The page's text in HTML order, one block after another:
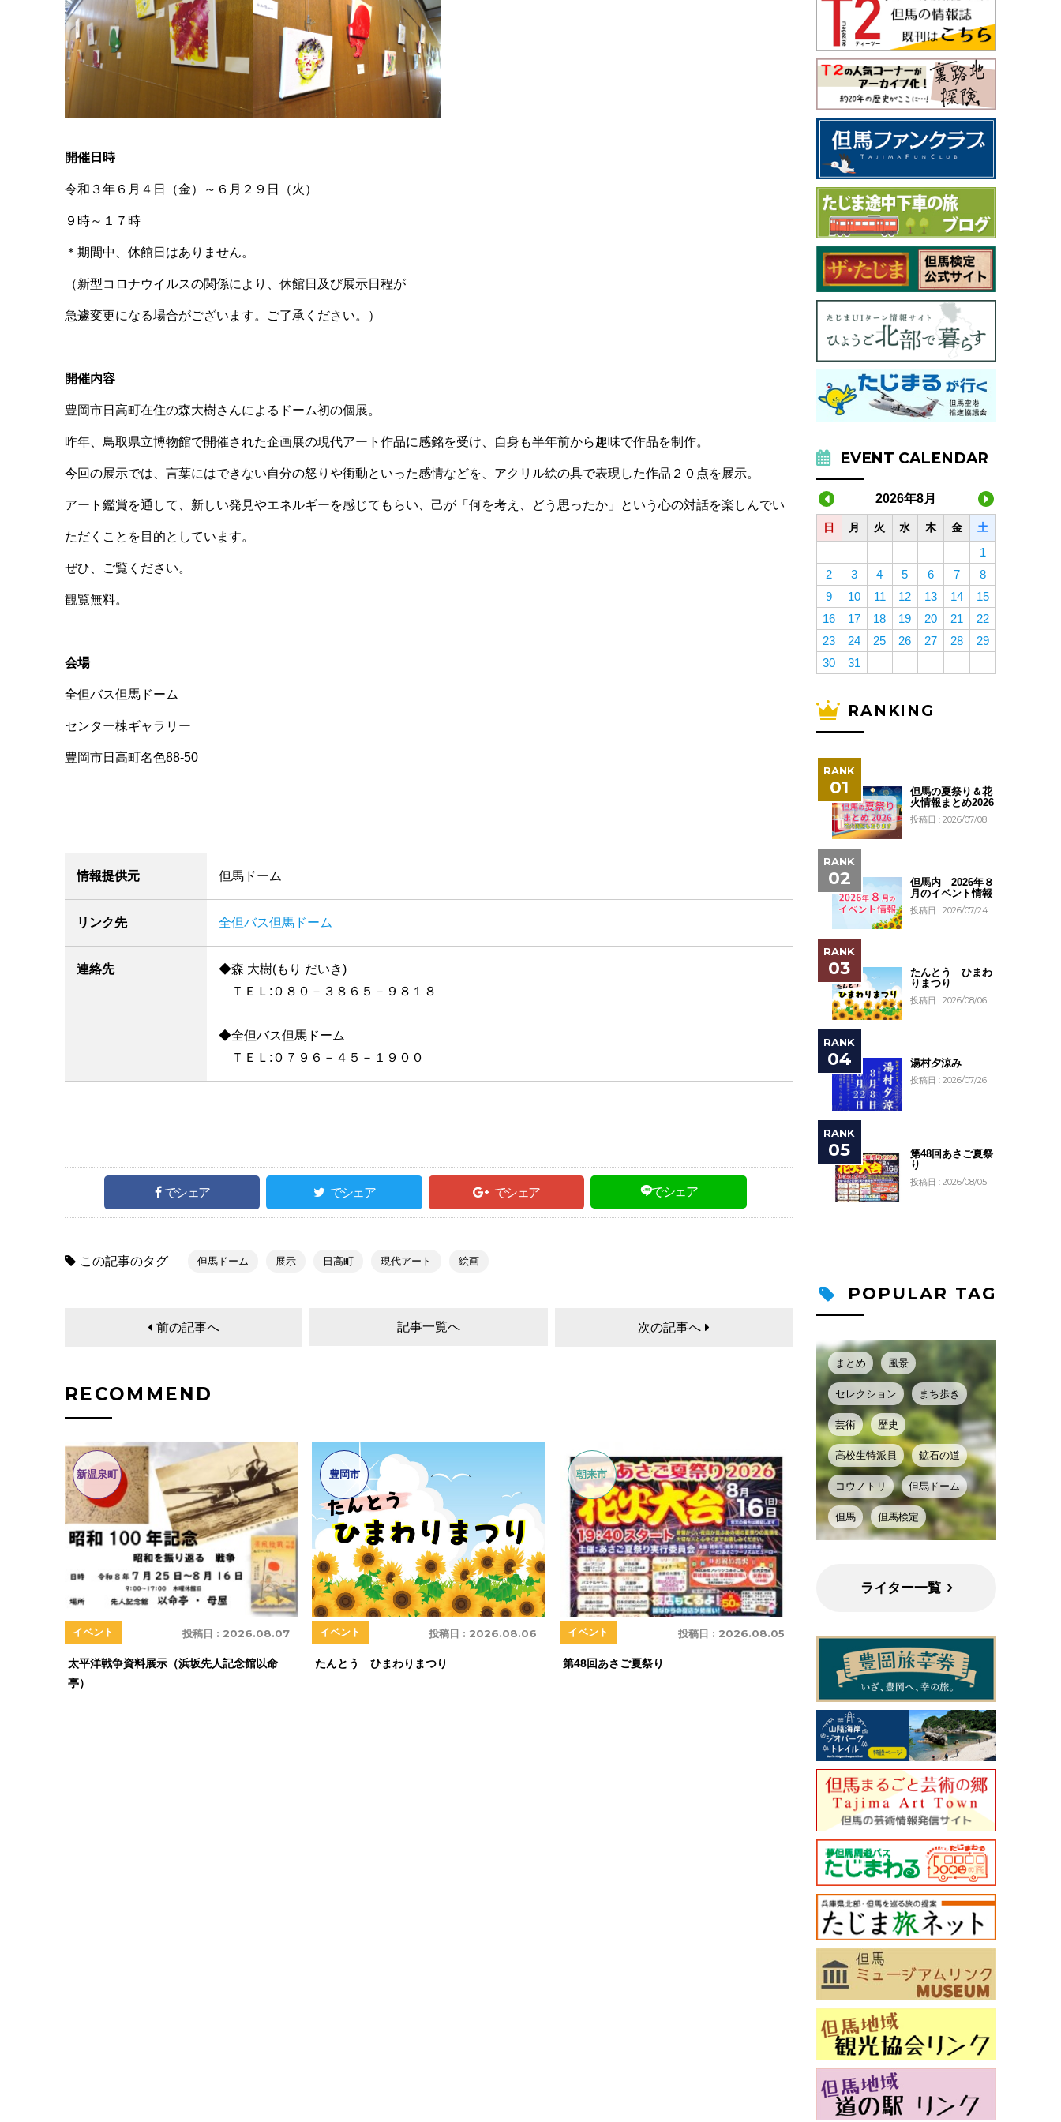
開催日時
令和３年６月４日（金）～６月２９日（火）
９時～１７時
＊期間中、休館日はありません。
（新型コロナウイルスの関係により、休館日及び展示日程が
急遽変更になる場合がございます。ご了承ください。）
開催内容
豊岡市日高町在住の森大樹さんによるドーム初の個展。
昨年、鳥取県立博物館で開催された企画展の現代アート作品に感銘を受け、自身も半年前から趣味で作品を制作。
今回の展示では、言葉にはできない自分の怒りや衝動といった感情などを、アクリル絵の具で表現した作品２０点を展示。
アート鑑賞を通して、新しい発見やエネルギーを感じてもらい、己が「何を考え、どう思ったか」という心の対話を楽しんでい
ただくことを目的としています。
ぜひ、ご覧ください。
観覧無料。
会場
全但バス但馬ドーム
センター棟ギャラリー
豊岡市日高町名色88-50
情報提供元 但馬ドーム
リンク先 全但バス但馬ドーム
連絡先
◆森 大樹(もり だいき)
ＴＥＬ:０８０－３８６５－９８１８
◆全但バス但馬ドーム
ＴＥＬ:０７９６－４５－１９００
でシェア でシェア でシェア でシェア
この記事のタグ 但馬ドーム 展示 日高町 現代アート 絵画
前の記事へ 記事一覧へ 次の記事へ
RECOMMEND
新温泉町
投稿日 : 2026.08.07
イベント
太平洋戦争資料展示（浜坂先人記念館以命
亭）
豊岡市
投稿日 : 2026.08.06
イベント
たんとう ひまわりまつり
朝来市
投稿日 : 2026.08.05
イベント
第48回あさご夏祭り
EVENT CALENDAR
2026年8月
日 月 火 水 木 金 土
1
2
3 4 5 6 7
8
9
10 11 12 13 14
15
16
17 18 19 20 21
22
23
24 25 26 27 28
29
30
31
RANKING
但馬の夏祭り＆花
火情報まとめ2026
投稿日 : 2026/07/08
但馬内 2026年８
月のイベント情報
投稿日 : 2026/07/24
たんとう ひまわ
りまつり
投稿日 : 2026/08/06
湯村夕涼み
投稿日 : 2026/07/26
第48回あさご夏祭
り
投稿日 : 2026/08/05
POPULAR TAG
まとめ 風景
セレクション まち歩き
芸術 歴史
高校生特派員 鉱石の道
コウノトリ 但馬ドーム
但馬 但馬検定
ライター一覧